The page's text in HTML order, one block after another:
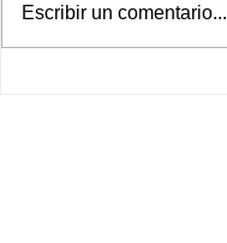
Escribir un comentario...